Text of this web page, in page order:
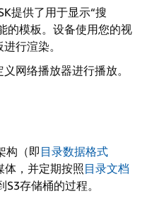
提供了用于显示“搜
的模板。设备使用您的视
行渲染。
网络播放器进行播放。
构（即 目录数据格式
体，并定期按照目录文档
存储桶的过程。